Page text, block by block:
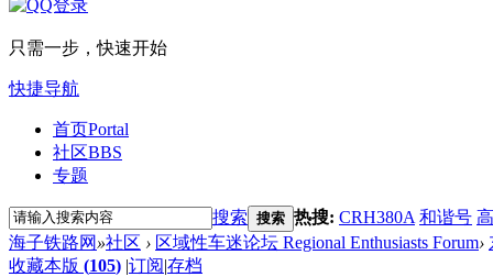
只需一步，快速开始
快捷导航
首页Portal
社区BBS
专题
搜索 搜索 热搜: CRH380A 和谐号
海子铁路网 »社区 › 区域性车迷论坛 Regional Enthusiasts Forum›
收藏本版 (105) |订阅|存档